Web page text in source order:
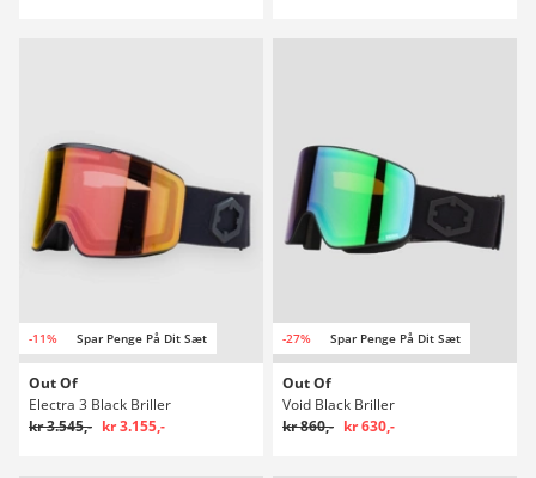
-11% Spar Penge På Dit Sæt
Out Of
Electra 3 Black Briller
kr 3.545,- kr 3.155,-
-27% Spar Penge På Dit Sæt
Out Of
Void Black Briller
kr 860,- kr 630,-